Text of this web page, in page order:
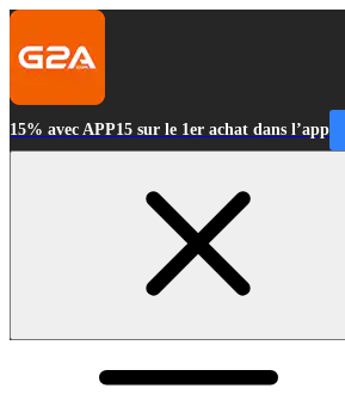
15% avec APP15 sur le 1er achat dans l’app